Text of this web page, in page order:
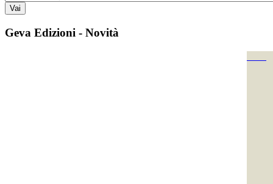
Geva Edizioni - Novità